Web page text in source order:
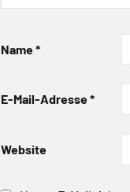
Name*
E-Mail-Adresse*
Website